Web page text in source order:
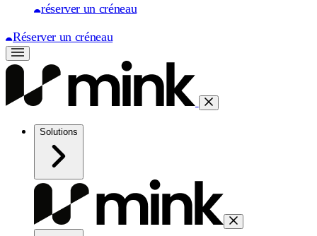
réserver un créneau
Réserver un créneau
Solutions